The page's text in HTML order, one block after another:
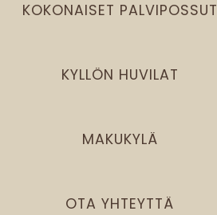
KOKONAISET PALVIPOSSUT
KYLLÖN HUVILAT
MAKUKYLÄ
OTA YHTEYTTÄ